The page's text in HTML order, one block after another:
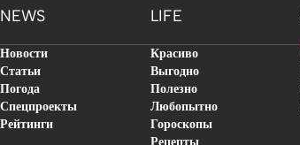
NEWS LIFE
Новости
Статьи
Погода
Спецпроекты
Рейтинги
Красиво
Выгодно
Полезно
Любопытно
Гороскопы
Рецепты